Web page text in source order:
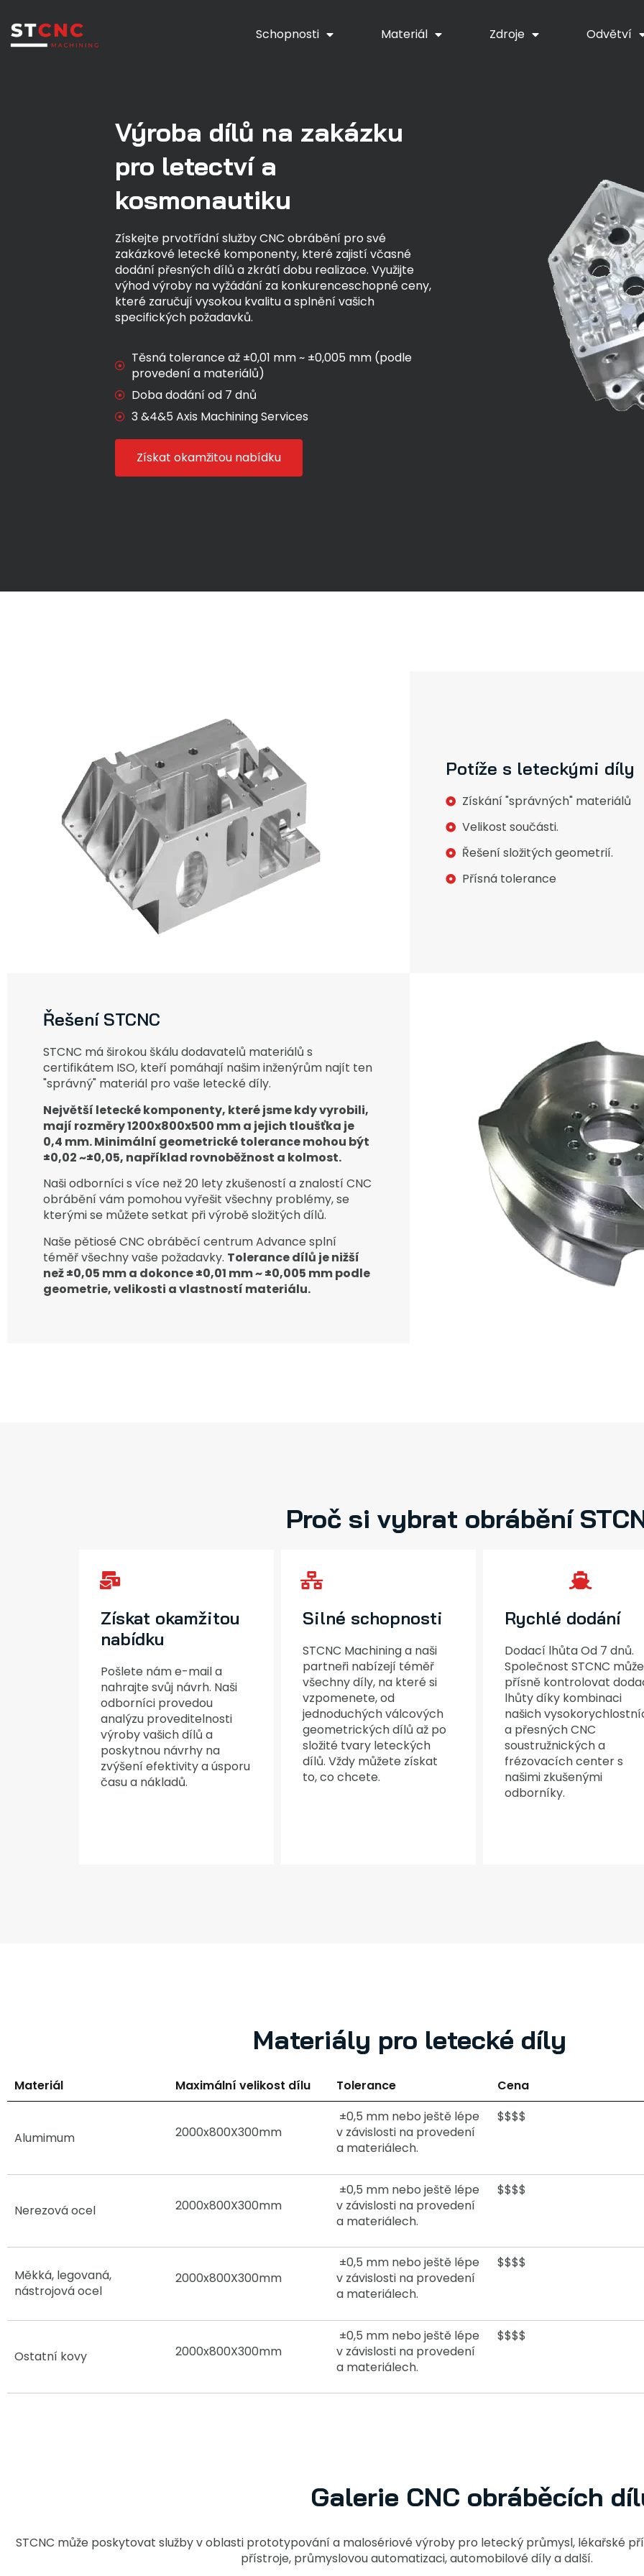
Schopnosti Materiál Zdroje Odvětví
Výroba dílů na zakázku
pro letectví a
kosmonautiku
Získejte prvotřídní služby CNC obrábění pro své
zakázkové letecké komponenty, které zajistí včasné
dodání přesných dílů a zkrátí dobu realizace. Využijte
výhod výroby na vyžádání za konkurenceschopné ceny,
které zaručují vysokou kvalitu a splnění vašich
specifických požadavků.
Těsná tolerance až ±0,01 mm ~ ±0,005 mm (podle
provedení a materiálů)
Doba dodání od 7 dnů
3 &4&5 Axis Machining Services
Získat okamžitou nabídku
Potíže s leteckými díly
Získání "správných" materiálů
Velikost součásti.
Řešení složitých geometrií.
Přísná tolerance
Řešení STCNC
STCNC má širokou škálu dodavatelů materiálů s
certifikátem ISO, kteří pomáhají našim inženýrům najít ten
"správný" materiál pro vaše letecké díly.
Největší letecké komponenty, které jsme kdy vyrobili,
mají rozměry 1200x800x500 mm a jejich tloušťka je
0,4 mm. Minimální geometrické tolerance mohou být
±0,02 ~±0,05, například rovnoběžnost a kolmost.
Naši odborníci s více než 20 lety zkušeností a znalostí CNC
obrábění vám pomohou vyřešit všechny problémy, se
kterými se můžete setkat při výrobě složitých dílů.
Naše pětiosé CNC obráběcí centrum Advance splní
téměř všechny vaše požadavky. Tolerance dílů je nižší
než ±0,05 mm a dokonce ±0,01 mm ~ ±0,005 mm podle
geometrie, velikosti a vlastností materiálu.
Proč si vybrat obrábění
Získat okamžitou
nabídku
Pošlete nám e-mail a
nahrajte svůj návrh. Naši
odborníci provedou
analýzu proveditelnosti
výroby vašich dílů a
poskytnou návrhy na
zvýšení efektivity a úsporu
času a nákladů.
Silné schopnosti
STCNC Machining a naši
partneři nabízejí téměř
všechny díly, na které si
vzpomenete, od
jednoduchých válcových
geometrických dílů až po
složité tvary leteckých
dílů. Vždy můžete získat
to, co chcete.
Rychlé dodání
Dodací lhůta Od 7 dnů.
Společnost STCNC může
přísně kontrolovat
lhůty díky kombinaci
našich
a přesných CNC
soustružnických a
frézovacích center s
našimi zkušenými
odborníky.
Materiály pro letecké díly
Materiál Maximální velikost dílu Tolerance Cena
Alumimum 2000x800X300mm
±0,5 mm nebo ještě lépe
v závislosti na provedení
a materiálech.
$$$$
Nerezová ocel 2000x800X300mm
±0,5 mm nebo ještě lépe
v závislosti na provedení
a materiálech.
$$$$
Měkká, legovaná,
nástrojová ocel
2000x800X300mm
±0,5 mm nebo ještě lépe
v závislosti na provedení
a materiálech.
$$$$
Ostatní kovy 2000x800X300mm
±0,5 mm nebo ještě lépe
v závislosti na provedení
a materiálech.
$$$$
Galerie CNC obráběcích
STCNC může poskytovat služby v oblasti prototypování a malosériové výroby pro letecký průmysl, lékařské
přístroje, průmyslovou automatizaci, automobilové díly a další.